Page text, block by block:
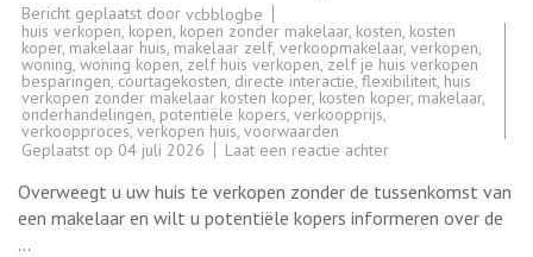
Bericht geplaatst door vcbblogbe
huis verkopen, kopen, kopen zonder makelaar, kosten, kosten
koper, makelaar huis, makelaar zelf, verkoopmakelaar, verkopen,
woning, woning kopen, zelf huis verkopen, zelf je huis verkopen
besparingen, courtagekosten, directe interactie,flexibiliteit, huis
verkopen zonder makelaar kosten koper, kosten koper, makelaar,
onderhandelingen, potentiële kopers,verkoopprijs,
verkoopproces, verkopen huis, voorwaarden
Geplaatst op 04 juli 2026 Laat een reactie achterop
Verkopen
Zonder
Makelaar:
Inzicht
Overweegt u uw huis te verkopen zonder de tussenkomst van
een makelaar en wilt u potentiële kopers informeren over de
…